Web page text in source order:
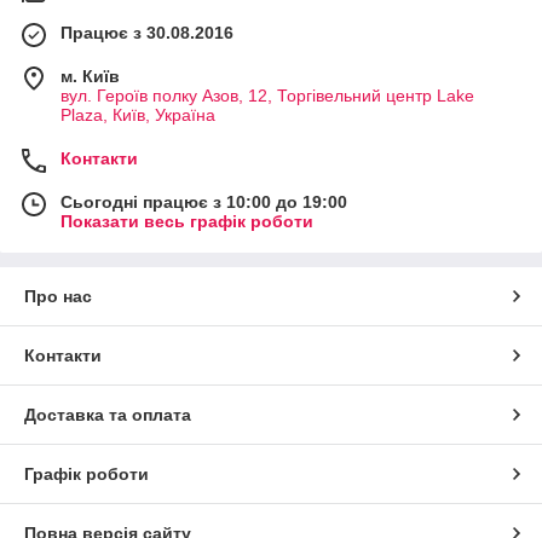
Працює з 30.08.2016
м. Київ
вул. Героїв полку Азов, 12, Торгівельний центр Lake
Plaza, Київ, Україна
Контакти
Сьогодні працює з 10:00 до 19:00
Показати весь графік роботи
Про нас
Контакти
Доставка та оплата
Графік роботи
Повна версія сайту